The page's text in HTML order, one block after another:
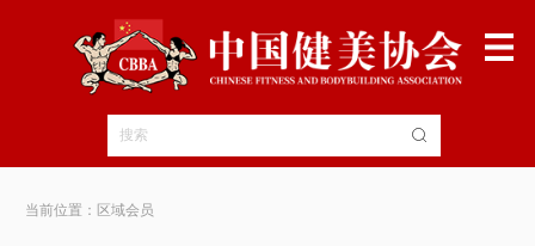
当前位置：区域会员